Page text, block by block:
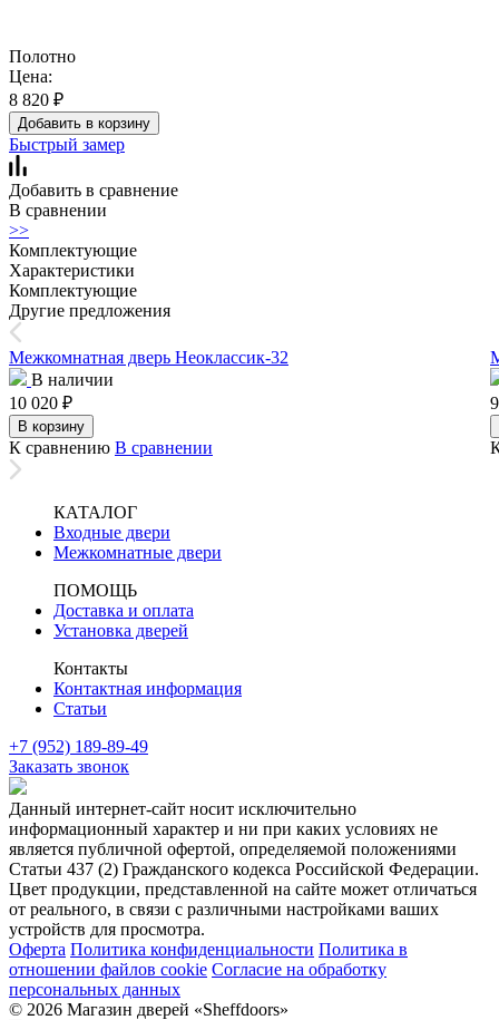
Полотно
Цена:
8 820 ₽
Добавить в корзину
Быстрый замер
Добавить в сравнение
В сравнении
>>
Комплектующие
Характеристики
Комплектующие
Другие предложения
Межкомнатная дверь Неоклассик-32
В наличии
10 020 ₽
В корзину
К сравнению В сравнении
КАТАЛОГ
Входные двери
Межкомнатные двери
ПОМОЩЬ
Доставка и оплата
Установка дверей
Контакты
Контактная информация
Статьи
+7 (952) 189-89-49
Заказать звонок
Данный интернет-сайт носит исключительно
информационный характер и ни при каких условиях не
является публичной офертой, определяемой положениями
Статьи 437 (2) Гражданского кодекса Российской Федерации.
Цвет продукции, представленной на сайте может отличаться
от реального, в связи с различными настройками ваших
устройств для просмотра.
Оферта Политика конфиденциальности Политика в
отношении файлов cookie Согласие на обработку
персональных данных
© 2026 Магазин дверей «Sheffdoors»